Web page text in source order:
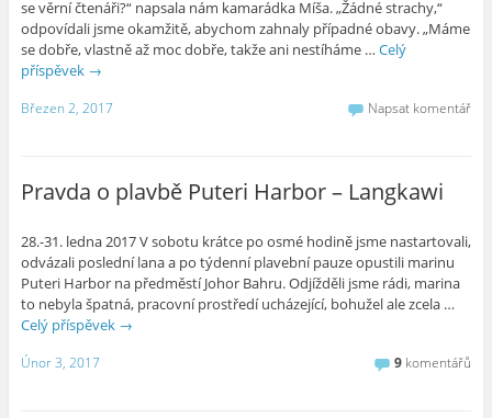
se věrní čtenáři?“ napsala nám kamarádka Míša. „Žádné strachy,“
odpovídali jsme okamžitě, abychom zahnaly případné obavy. „Máme
se dobře, vlastně až moc dobře, takže ani nestíháme … Celý
příspěvek →
Březen 2, 2017 Napsat komentář
Pravda o plavbě Puteri Harbor – Langkawi
28.-31. ledna 2017 V sobotu krátce po osmé hodině jsme nastartovali,
odvázali poslední lana a po týdenní plavební pauze opustili marinu
Puteri Harbor na předměstí Johor Bahru. Odjížděli jsme rádi, marina
to nebyla špatná, pracovní prostředí ucházející, bohužel ale zcela …
Celý příspěvek →
Únor 3, 2017 9 komentářů